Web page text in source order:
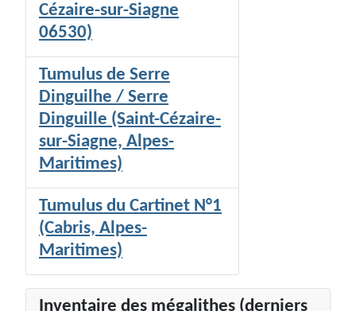
Cézaire-sur-Siagne
06530)
Tumulus de Serre
Dinguilhe / Serre
Dinguille (Saint-Cézaire-
sur-Siagne, Alpes-
Maritimes)
Tumulus du Cartinet N°1
(Cabris, Alpes-
Maritimes)
Inventaire des mégalithes (derniers